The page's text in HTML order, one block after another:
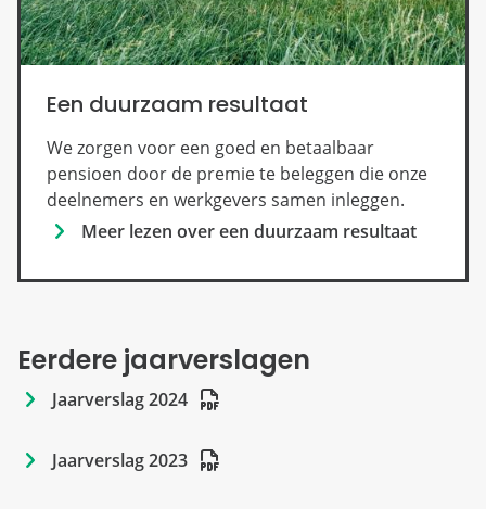
Een duurzaam resultaat
We zorgen voor een goed en betaalbaar
pensioen door de premie te beleggen die onze
deelnemers en werkgevers samen inleggen.
Meer lezen over een duurzaam resultaat
Eerdere jaarverslagen
Jaarverslag 2024
Jaarverslag 2023